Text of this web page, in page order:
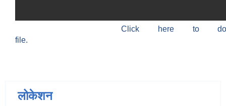
Click here to
file.
लोकेशन